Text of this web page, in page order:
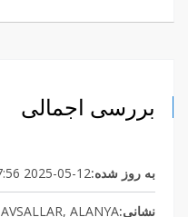
بررسی اجمالی
به روز شده:2025-05-12 21:17:56
نشانی:AVSALLAR, ALANYA